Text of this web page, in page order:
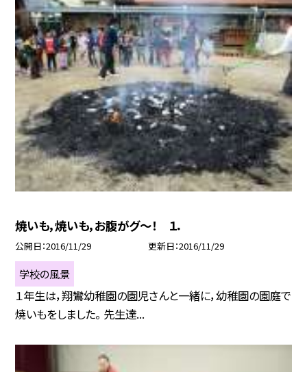
焼いも，焼いも，お腹がグ〜！ １．
公開日 2016/11/29 更新日 2016/11/29
学校の風景
１年生は，翔鸞幼稚園の園児さんと一緒に，幼稚園の園庭で
焼いもをしました。 先生達...